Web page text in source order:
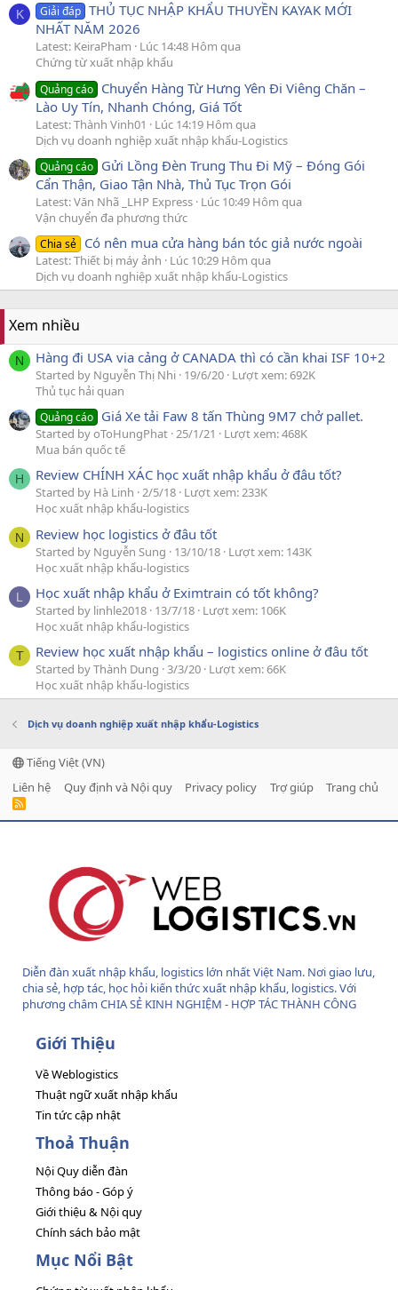
K Giải đáp THỦ TỤC NHẬP KHẨU THUYỀN KAYAK MỚI
NHẤT NĂM 2026
Latest: KeiraPham
Lúc 14:48 Hôm qua
Chứng từ xuất nhập khẩu
Quảng cáo Chuyển Hàng Từ Hưng Yên Đi Viêng Chăn –
Lào Uy Tín, Nhanh Chóng, Giá Tốt
Latest: Thành Vinh01
Lúc 14:19 Hôm qua
Dịch vụ doanh nghiệp xuất nhập khẩu-Logistics
Quảng cáo Gửi Lồng Đèn Trung Thu Đi Mỹ – Đóng Gói
Cẩn Thận, Giao Tận Nhà, Thủ Tục Trọn Gói
Latest: Văn Nhã _LHP Express Lúc 10:49 Hôm qua
Vận chuyển đa phương thức
Chia sẻ Có nên mua cửa hàng bán tóc giả nước ngoài
Latest: Thiết bị máy ảnh
Lúc 10:29 Hôm qua
Dịch vụ doanh nghiệp xuất nhập khẩu-Logistics
Xem nhiều
N Hàng đi USA via cảng ở CANADA thì có cần khai ISF 10+2
Started by Nguyễn Thị Nhi 19/6/20 Lượt xem: 692K
Thủ tục hải quan
Quảng cáo Giá Xe tải Faw 8 tấn Thùng 9M7 chở pallet.
Started by oToHungPhat 25/1/21
Lượt xem: 468K
Mua bán quốc tế
H Review CHÍNH XÁC học xuất nhập khẩu ở đâu tốt?
Started by Hà Linh 2/5/18 Lượt xem: 233K
Học xuất nhập khẩu-logistics
N Review học logistics ở đâu tốt
Started by Nguyễn Sung 13/10/18 Lượt xem: 143K
Học xuất nhập khẩu-logistics
L Học xuất nhập khẩu ở Eximtrain có tốt không?
Started by linhle2018 13/7/18 Lượt xem: 106K
Học xuất nhập khẩu-logistics
T Review học xuất nhập khẩu – logistics online ở đâu tốt
Started by Thành Dung 3/3/20 Lượt xem: 66K
Học xuất nhập khẩu-logistics
Dịch vụ doanh nghiệp xuất nhập khẩu-Logistics
Tiếng Việt (VN)
Liên hệ
Quy định và Nội quy Privacy policy Trợ giúp Trang chủ
R
Diễn đàn xuất nhập khẩu, logistics lớn nhất Việt Nam. Nơi giao lưu,
chia sẻ, hợp tác, học hỏi kiến thức xuất nhập khẩu, logistics. Với
phương châm CHIA SẺ KINH NGHIỆM - HỢP TÁC THÀNH CÔNG
Giới Thiệu
Về Weblogistics
Thuật ngữ xuất nhập khẩu
Tin tức cập nhật
Thoả Thuận
Nội Quy diễn đàn
Thông báo - Góp ý
Giới thiệu & Nội quy
Chính sách bảo mật
Mục Nổi Bật